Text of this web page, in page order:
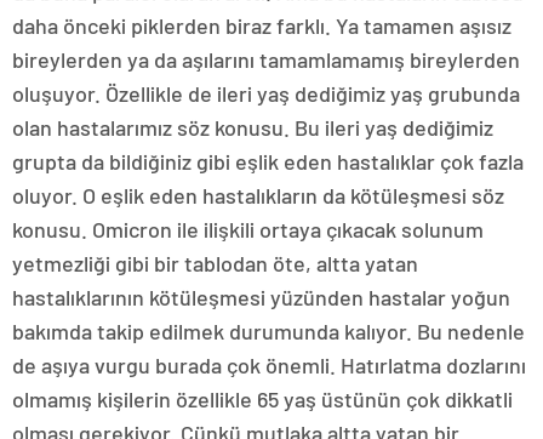
daha önceki piklerden biraz farklı. Ya tamamen aşısız
bireylerden ya da aşılarını tamamlamamış bireylerden
oluşuyor. Özellikle de ileri yaş dediğimiz yaş grubunda
olan hastalarımız söz konusu. Bu ileri yaş dediğimiz
grupta da bildiğiniz gibi eşlik eden hastalıklar çok fazla
oluyor. O eşlik eden hastalıkların da kötüleşmesi söz
konusu. Omicron ile ilişkili ortaya çıkacak solunum
yetmezliği gibi bir tablodan öte, altta yatan
hastalıklarının kötüleşmesi yüzünden hastalar yoğun
bakımda takip edilmek durumunda kalıyor. Bu nedenle
de aşıya vurgu burada çok önemli. Hatırlatma dozlarını
olmamış kişilerin özellikle 65 yaş üstünün çok dikkatli
olması gerekiyor. Çünkü mutlaka altta yatan bir